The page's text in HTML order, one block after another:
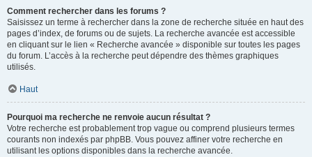
Comment rechercher dans les forums ?
Saisissez un terme à rechercher dans la zone de recherche située en haut des
pages d’index, de forums ou de sujets. La recherche avancée est accessible
en cliquant sur le lien « Recherche avancée » disponible sur toutes les pages
du forum. L’accès à la recherche peut dépendre des thèmes graphiques
utilisés.
Haut
Pourquoi ma recherche ne renvoie aucun résultat ?
Votre recherche est probablement trop vague ou comprend plusieurs termes
courants non indexés par phpBB. Vous pouvez affiner votre recherche en
utilisant les options disponibles dans la recherche avancée.